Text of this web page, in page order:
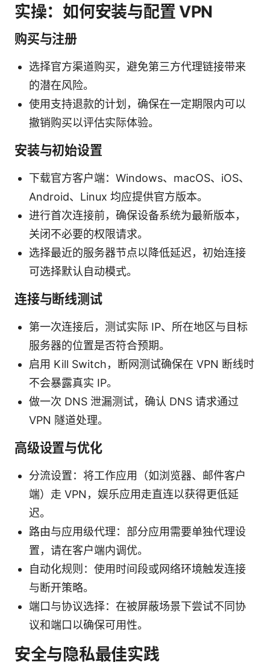
实操：如何安装与配置 VPN
购买与注册
选择官方渠道购买，避免第三方代理链接带来
的潜在风险。
使用支持退款的计划，确保在一定期限内可以
撤销购买以评估实际体验。
安装与初始设置
下载官方客户端：Windows、macOS、iOS、
Android、Linux 均应提供官方版本。
进行首次连接前，确保设备系统为最新版本，
关闭不必要的权限请求。
选择最近的服务器节点以降低延迟，初始连接
可选择默认自动模式。
连接与断线测试
第一次连接后，测试实际 IP、所在地区与目标
服务器的位置是否符合预期。
启用 Kill Switch，断网测试确保在 VPN 断线时
不会暴露真实 IP。
做一次 DNS 泄漏测试，确认 DNS 请求通过
VPN 隧道处理。
高级设置与优化
分流设置：将工作应用（如浏览器、邮件客户
端）走 VPN，娱乐应用走直连以获得更低延
迟。
路由与应用级代理：部分应用需要单独代理设
置，请在客户端内调优。
自动化规则：使用时间段或网络环境触发连接
与断开策略。
端口与协议选择：在被屏蔽场景下尝试不同协
议和端口以确保可用性。
安全与隐私最佳实践